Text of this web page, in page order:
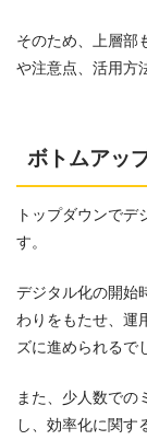
そのため、上層部
や注意点、活用方
ボトムアッ
トップダウンで
す。
デジタル化の開始
わりをもたせ、運
ズに進められるで
また、少人数での
し、効率化に関す